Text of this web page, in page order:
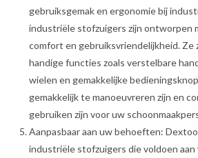
gebruiksgemak en ergonomie bij
industriële stofzuigers zijn ontworpen
comfort en gebruiksvriendelijkheid. Ze
handige functies zoals verstelbare
wielen en gemakkelijke
gemakkelijk te manoeuvreren zijn en
gebruiken zijn voor uw
Aanpasbaar aan uw behoeften:
industriële stofzuigers die voldoen